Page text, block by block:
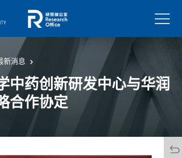
菜单
新消息
中药创新研发中心与华润
合作协定